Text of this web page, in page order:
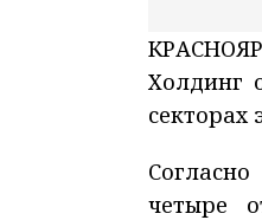
Холдинг
секторах
четыре